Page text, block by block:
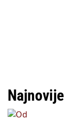
Najnovije